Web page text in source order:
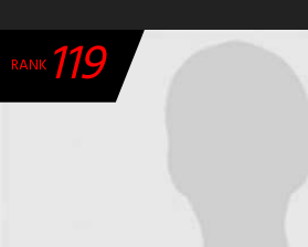
チーム・選手
加盟・登録
RANK 119